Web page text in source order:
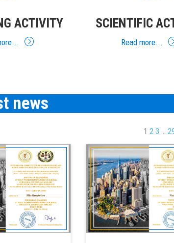
ACTIVITY SCIENTIFIC
Read more...
news
1 2 3 …